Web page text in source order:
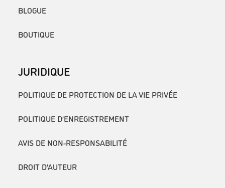
BLOGUE
BOUTIQUE
JURIDIQUE
POLITIQUE DE PROTECTION DE LA VIE PRIVÉE
POLITIQUE D’ENREGISTREMENT
AVIS DE NON-RESPONSABILITÉ
DROIT D’AUTEUR